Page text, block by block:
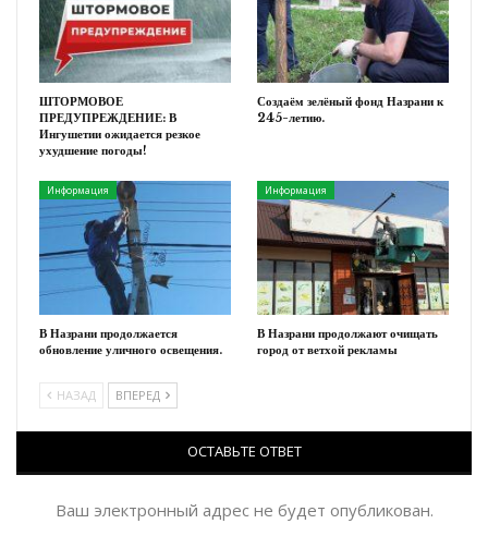
ШТОРМОВОЕ
ПРЕДУПРЕЖДЕНИЕ: В
Ингушетии ожидается резкое
ухудшение погоды!
Создаём зелёный фонд Назрани к
245-летию.
Информация
В Назрани продолжается
обновление уличного освещения.
Информация
В Назрани продолжают очищать
город от ветхой рекламы
НАЗАД ВПЕРЕД
ОСТАВЬТЕ ОТВЕТ
Ваш электронный адрес не будет опубликован.